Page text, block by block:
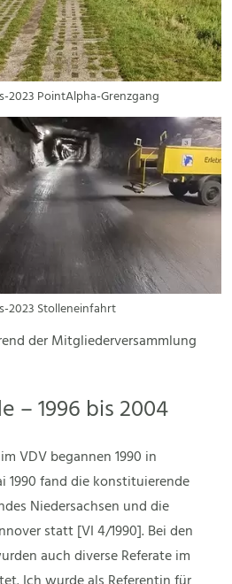
2023 PointAlpha-Grenzgang
2023 Stolleneinfahrt
der Mitgliederversammlung
– 1996 bis 2004
VDV begannen 1990 in
1990 fand die konstituierende
Niedersachsen und die
statt [VI 4/1990]. Bei den
auch diverse Referate im